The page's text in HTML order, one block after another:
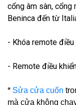
cổng âm sàn, cổng
Beninca đến từ
- Khóa remote
- Remote điều
* Sửa cửa cuốn
mà cửa không